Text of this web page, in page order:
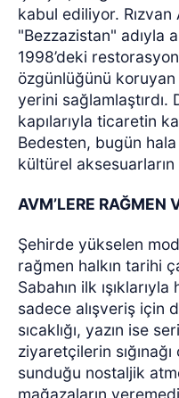
kabul ediliyor.
"Bezzazistan" adıyla
1998’deki
özgünlüğünü koruyan
yerini sağlamlaştırdı.
kapılarıyla ticaretin
Bedesten, bugün
kültürel
AVM’LERE RAĞMEN
Şehirde yükselen
rağmen halkın tarihi
Sabahın ilk
sadece alışveriş için
sıcaklığı, yazın ise
ziyaretçilerin
sunduğu nostaljik
mağazaların